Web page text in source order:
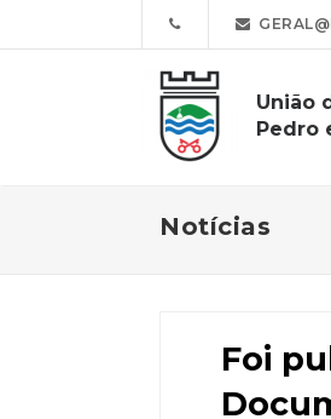
União
Pedro
Notícias
Foi